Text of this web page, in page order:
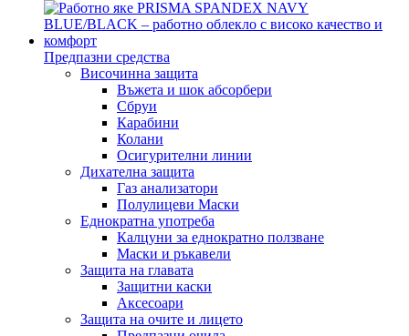
Предпазни средства
Височинна защита
Въжета и шок абсорбери
Сбруи
Карабини
Колани
Осигурителни линии
Дихателна защита
Газ анализатори
Полулицеви Маски
Еднократна употреба
Калцуни за еднократно ползване
Маски и ръкавели
Защита на главата
Защитни каски
Аксесоари
Защита на очите и лицето